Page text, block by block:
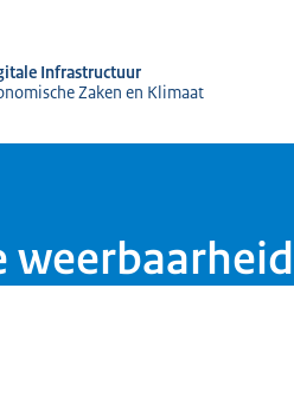
Infrastructuur
Zaken en Klimaat
weerbaarheid